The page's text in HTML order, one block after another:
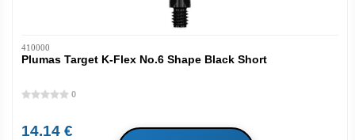
410000
Plumas Target K-Flex No.6 Shape Black Short
0
14.14 €